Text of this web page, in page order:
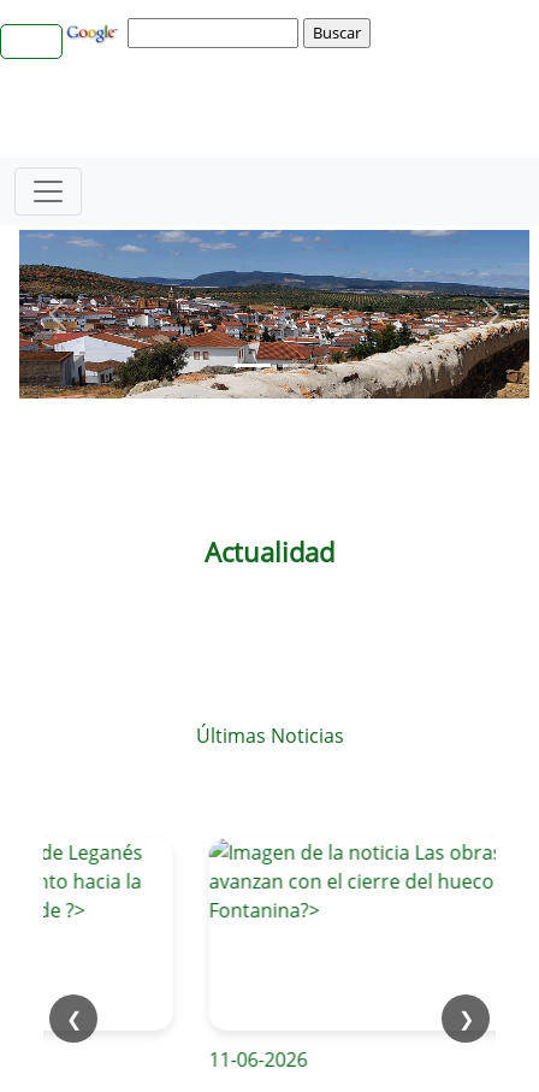
Actualidad
Últimas Noticias
❮ ❯
11-06-2026